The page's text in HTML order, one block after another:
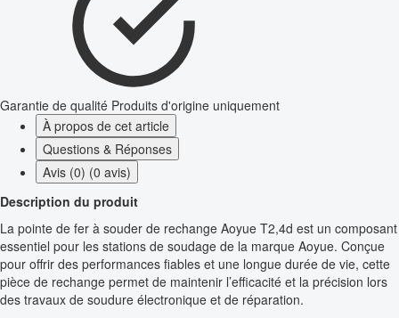
Garantie de qualité Produits d'origine uniquement
À propos de cet article
Questions & Réponses
Avis (0) (0 avis)
Description du produit
La pointe de fer à souder de rechange Aoyue T2,4d est un composant
essentiel pour les stations de soudage de la marque Aoyue. Conçue
pour offrir des performances fiables et une longue durée de vie, cette
pièce de rechange permet de maintenir l’efficacité et la précision lors
des travaux de soudure électronique et de réparation.